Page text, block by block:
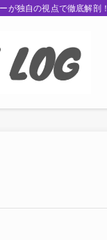
が独自の視点で徹底解剖！